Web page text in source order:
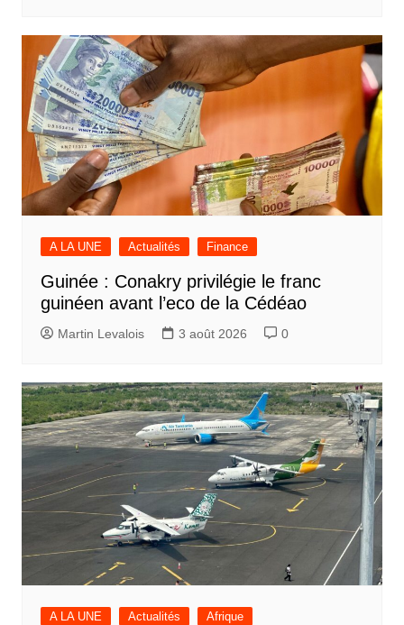
A LA UNE Actualités Finance
Guinée : Conakry privilégie le franc
guinéen avant l’eco de la Cédéao
Martin Levalois 3 août 2026 0
A LA UNE Actualités Afrique